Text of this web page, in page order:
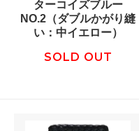
ターコイズブルー
NO.2（ダブルかがり縫
い：中イエロー）
SOLD OUT